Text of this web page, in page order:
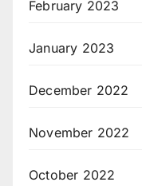
February 2023
January 2023
December 2022
November 2022
October 2022